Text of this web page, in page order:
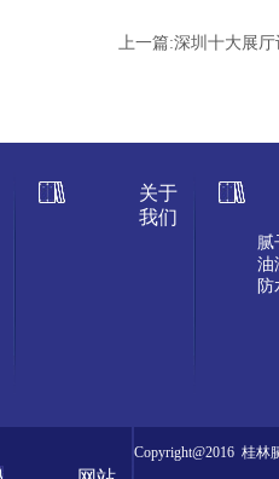
上一篇:深圳十大展
关于
我们
腻
油
防
Copyright@2016 桂林